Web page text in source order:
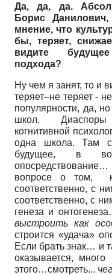
Да, да, да.
Борис
мнение, что
бы, теряет,
видите будущее
подхода?
Ну чем я занят, то и
теряет–не теряет -
популярности, да,
школ.
когнитивной
одна школа. Там
будущее, в
вопросе о том,
соответственно, с
соответственно, с
генеза и
выстроить как
строится «удача»
Если брать знак… и
оказывается,
этого…смотреть...